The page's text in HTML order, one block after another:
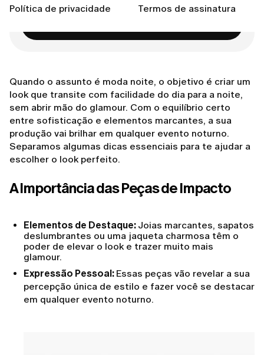
Política de privacidade Termos de assinatura
Quando o assunto é moda noite, o objetivo é criar um
look que transite com facilidade do dia para a noite,
sem abrir mão do glamour. Com o equilíbrio certo
entre sofisticação e elementos marcantes, a sua
produção vai brilhar em qualquer evento noturno.
Separamos algumas dicas essenciais para te ajudar a
escolher o look perfeito.
A Importância das Peças de Impacto
Elementos de Destaque: Joias marcantes, sapatos
deslumbrantes ou uma jaqueta charmosa têm o
poder de elevar o look e trazer muito mais
glamour.
Expressão Pessoal: Essas peças vão revelar a sua
percepção única de estilo e fazer você se destacar
em qualquer evento noturno.